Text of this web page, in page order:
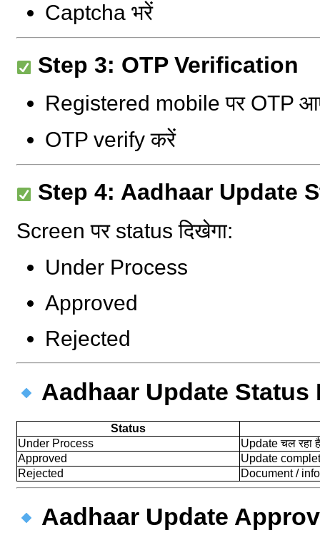
Captcha भरें
Step 3: OTP Verification
Registered mobile पर OTP
OTP verify करें
Step 4: Aadhaar Update
Screen पर status दिखेगा:
Under Process
Approved
Rejected
Aadhaar Update Status
Status
Under Process
Update चल रहा है
Approved
Update
Rejected
Document /
Aadhaar Update